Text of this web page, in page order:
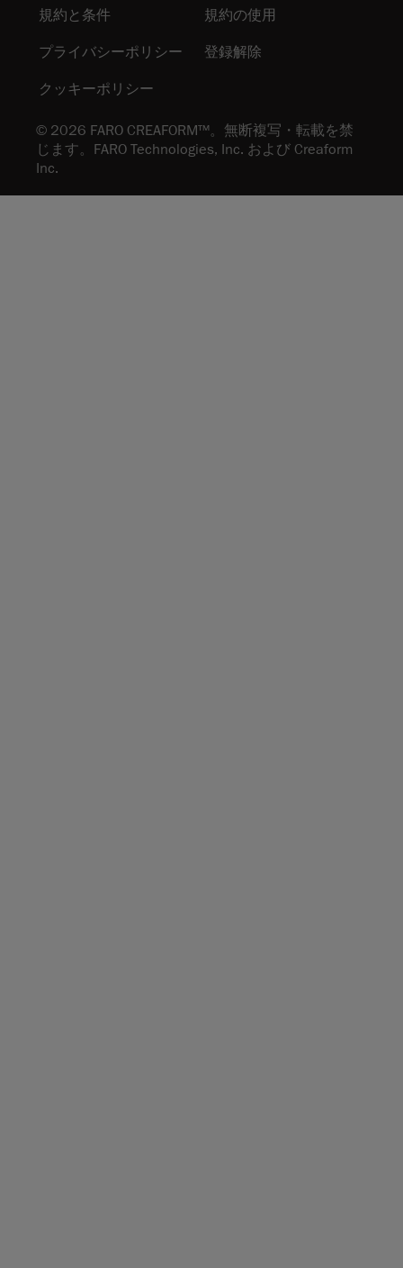
© 2026 FARO CREAFORM™。無断複写・転載を禁
じます。FARO Technologies, Inc. および Creaform
Inc.
規約と条件 規約の使用
プライバシーポリシー 登録解除
クッキーポリシー